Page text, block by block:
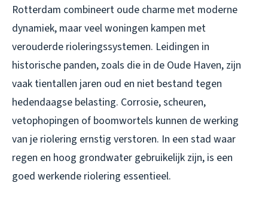
Rotterdam combineert oude charme met moderne
dynamiek, maar veel woningen kampen met
verouderde rioleringssystemen. Leidingen in
historische panden, zoals die in de Oude Haven, zijn
vaak tientallen jaren oud en niet bestand tegen
hedendaagse belasting. Corrosie, scheuren,
vetophopingen of boomwortels kunnen de werking
van je riolering ernstig verstoren. In een stad waar
regen en hoog grondwater gebruikelijk zijn, is een
goed werkende riolering essentieel.